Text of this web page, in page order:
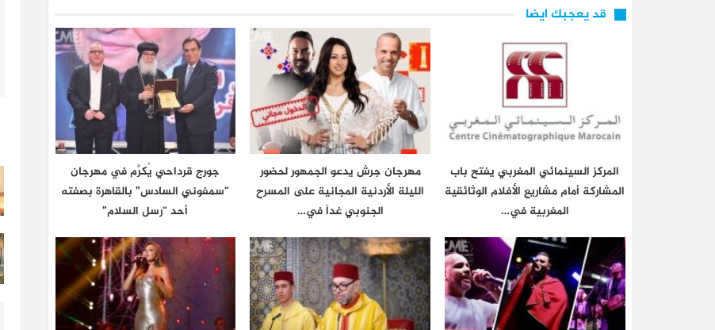
قد يعجبك ايضا
المركز السينمائي المغربي يفتح باب
المشاركة أمام مشاريع الأفلام الوثائقية
المغربية في…
مهرجان جرش يدعو الجمهور لحضور
الليلة الأردنية المجانية على المسرح
الجنوبي غداً في…
جورج قرداحي يُكرَّم في مهرجان
“سمفوني السادس” بالقاهرة بصفته
أحد “رسل السلام”